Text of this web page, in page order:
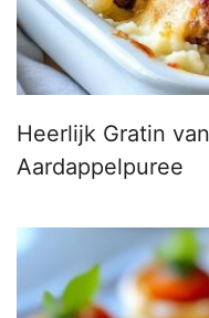
Heerlijk Gratin
Aardappelpuree